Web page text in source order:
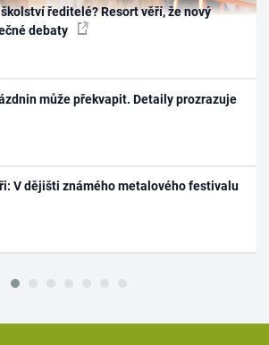
ředitelé? Resort věří, že nový
debaty
může překvapit. Detaily prozrazuje
V dějišti známého metalového festivalu